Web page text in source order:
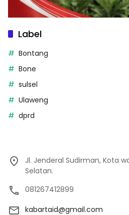
Label
Bontang
Bone
sulsel
Ulaweng
dprd
Jl. Jenderal Sudirman, Kota
Selatan.
081267412899
kabartaid@gmail.com